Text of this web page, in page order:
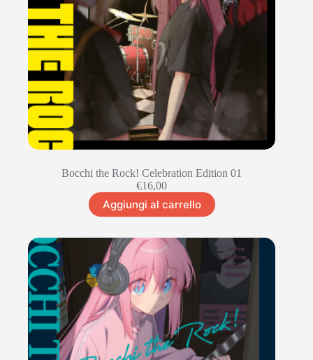
Bocchi the Rock! Celebration Edition 01
€16,00
Aggiungi al carrello